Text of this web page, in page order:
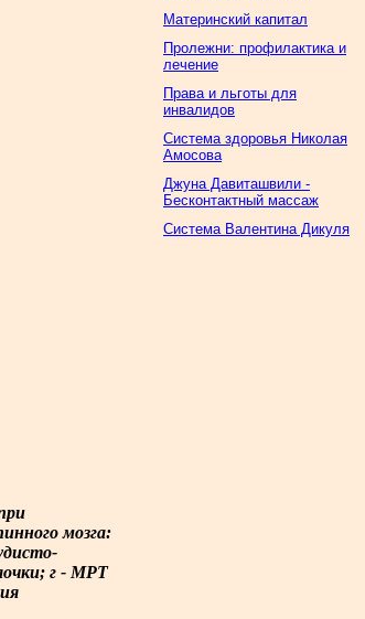
мозга:
г - МРТ
Материнский капитал
Пролежни: профилактика и
лечение
Права и льготы для
инвалидов
Система здоровья Николая
Амосова
Джуна Давиташвили -
Бесконтактный массаж
Система Валентина Дикуля